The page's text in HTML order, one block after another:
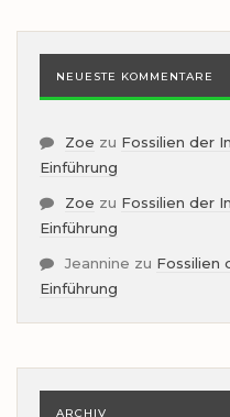
NEUESTE KOMMENTARE
Zoe zu Fossilien der
Einführung
Zoe zu Fossilien der
Einführung
Jeannine zu Fossilien
Einführung
ARCHIV